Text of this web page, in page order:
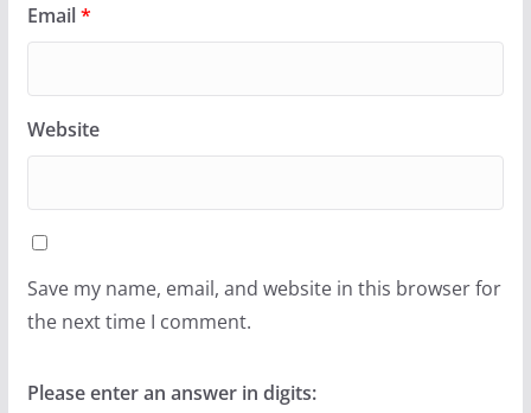
Email*
Website
Save my name, email, and website in this browser for
the next time I comment.
Please enter an answer in digits: